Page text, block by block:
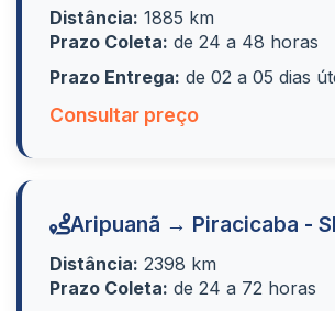
Distância: 1885 km
Prazo Coleta: de 24 a 48 horas
Prazo Entrega: de 02 a 05 dias
Consultar preço
Aripuanã → Piracicaba -
Distância: 2398 km
Prazo Coleta: de 24 a 72 horas